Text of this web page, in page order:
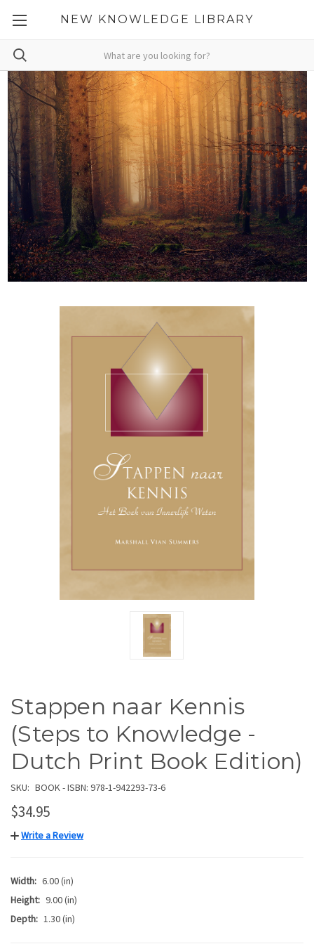
NEW KNOWLEDGE LIBRARY
Stappen naar Kennis
(Steps to Knowledge -
Dutch Print Book Edition)
SKU: BOOK - ISBN: 978-1-942293-73-6
$34.95
Write a Review
Width: 6.00 (in)
Height: 9.00 (in)
Depth: 1.30 (in)